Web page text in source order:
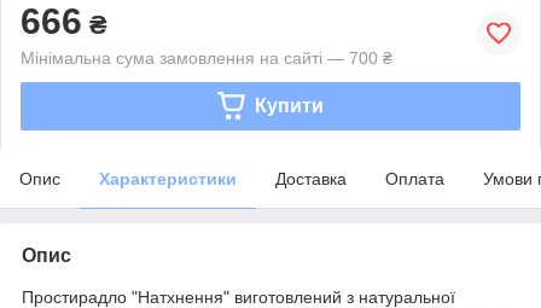
666 ₴
Мінімальна сума замовлення на сайті — 700 ₴
Купити
Опис Характеристики Доставка Оплата Умови
Опис
Простирадло "Натхнення" виготовлений з натуральної